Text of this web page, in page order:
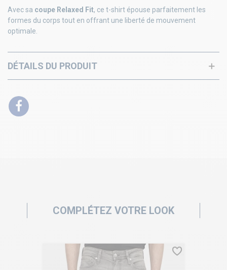
Avec sa coupe Relaxed Fit, ce t-shirt épouse parfaitement les
formes du corps tout en offrant une liberté de mouvement
optimale.
DÉTAILS DU PRODUIT
COMPLÉTEZ VOTRE LOOK